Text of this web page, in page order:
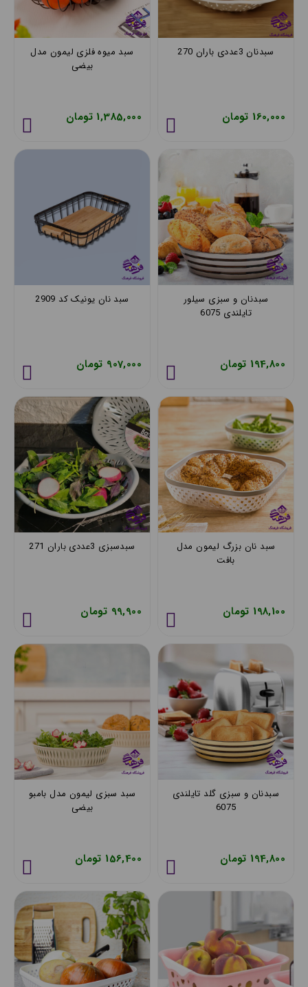
سبدنان 3عددی باران 270
160,000 تومان
سبد میوه فلزی لیمون مدل
بیضی
1,385,000 تومان
سبدنان و سبزی سیلور
تایلندی 6075
194,800 تومان
سبد نان یونیک کد 2909
907,000 تومان
سبد نان بزرگ لیمون مدل
بافت
198,100 تومان
سبدسبزی 3عددی باران 271
99,900 تومان
سبدنان و سبزی گلد تایلندی
6075
194,800 تومان
سبد سبزی لیمون مدل بامبو
بیضی
156,400 تومان